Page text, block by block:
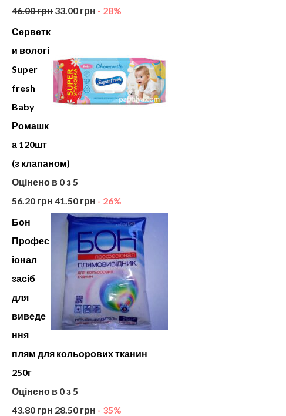
46.00грн 33.00 грн - 28%
Серветк
и вологі
Super
fresh
Baby
Ромашк
а 120шт
(з клапаном)
Оцінено в 0з 5
56.20грн41.50 грн - 26%
Бон
Профес
іонал
засіб
для
виведе
ння
плям для кольорових тканин
250г
Оцінено в 0з 5
43.80грн 28.50 грн - 35%